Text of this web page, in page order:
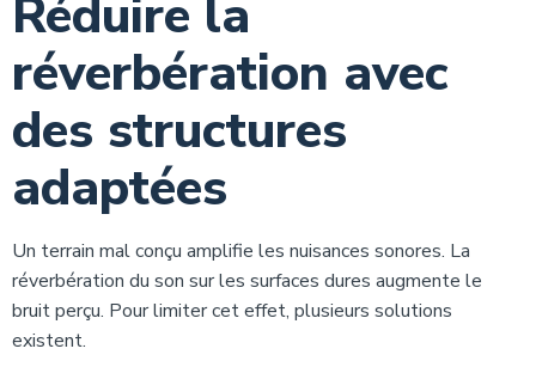
Réduire la
réverbération avec
des structures
adaptées
Un terrain mal conçu amplifie les nuisances sonores. La
réverbération du son sur les surfaces dures augmente le
bruit perçu. Pour limiter cet effet, plusieurs solutions
existent.